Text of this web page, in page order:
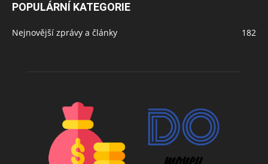
POPULÁRNÍ KATEGORIE
Nejnovější zprávy a články 182